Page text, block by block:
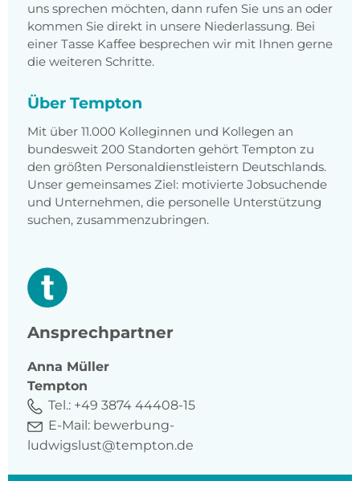
uns sprechen möchten, dann rufen Sie uns an oder
kommen Sie direkt in unsere Niederlassung. Bei
einer Tasse Kaffee besprechen wir mit Ihnen gerne
die weiteren Schritte.
Über Tempton
Mit über 11.000 Kolleginnen und Kollegen an
bundesweit 200 Standorten gehört Tempton zu
den größten Personaldienstleistern Deutschlands.
Unser gemeinsames Ziel: motivierte Jobsuchende
und Unternehmen, die personelle Unterstützung
suchen, zusammenzubringen.
Ansprechpartner
Anna Müller
Tempton
Tel.: +49 3874 44408-15
E-Mail: bewerbung-
ludwigslust@tempton.de